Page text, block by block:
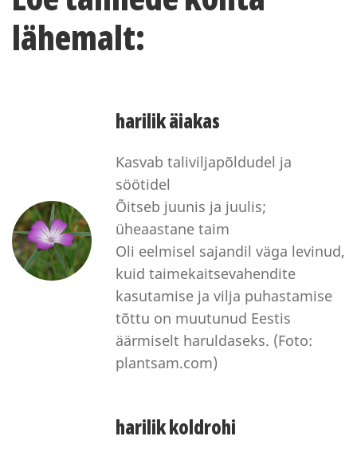
lähemalt:
harilik äiakas
Kasvab taliviljapõldudel ja
söötidel
Õitseb juunis ja juulis;
üheaastane taim
Oli eelmisel sajandil väga levinud,
kuid taimekaitsevahendite
kasutamise ja vilja puhastamise
tõttu on muutunud Eestis
äärmiselt haruldaseks. (Foto:
plantsam.com)
harilik koldrohi